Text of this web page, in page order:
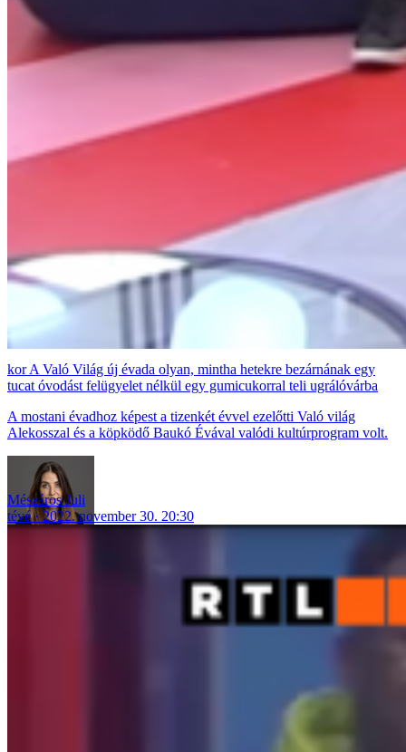
A Való Világ új évada olyan, mintha hetekre bezárnának egy
tucat óvodást felügyelet nélkül egy gumicukorral teli ugrálóvárba
A mostani évadhoz képest a tizenkét évvel ezelőtti Való világ
Alekosszal és a köpködő Baukó Évával valódi kultúrprogram volt.
Mészáros Juli
tévé
2022. november 30. 20:30